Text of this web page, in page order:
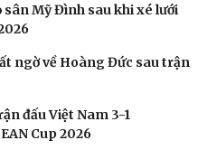
sân Mỹ Đình sau khi xé lưới
ngờ về Hoàng Đức sau trận
đấu Việt Nam 3-1
Cup 2026